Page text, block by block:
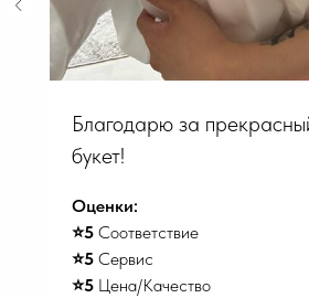
Благодарю за
букет!
Оценки:
⭐️5 Соответствие
⭐️5 Сервис
⭐️5 Цена/Качество